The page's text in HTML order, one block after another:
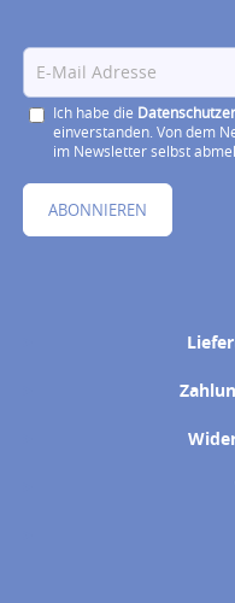
Ich habe die
einverstanden. Von dem
im Newsletter selbst
ABONNIEREN